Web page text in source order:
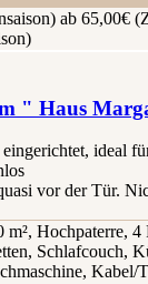
ab 65,00€
" Haus
ideal
vor der Tür.
m², Hochpaterre,
Schlafcouch,
Kabel/